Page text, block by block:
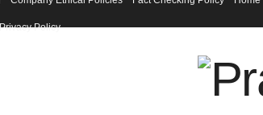
Privacy Policy